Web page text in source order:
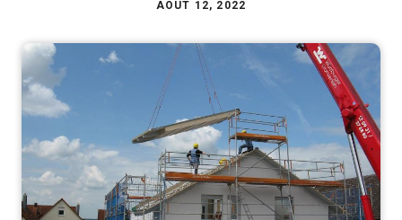
AOÛT 12, 2022